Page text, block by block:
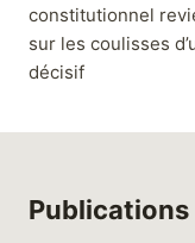
constitutionnel
sur les coulisses
décisif